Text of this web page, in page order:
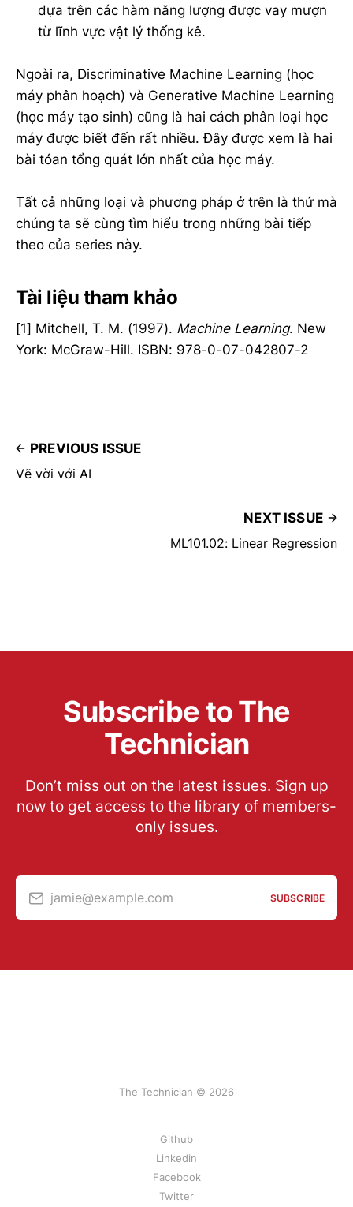
dựa trên các hàm năng lượng được vay mượn
từ lĩnh vực vật lý thống kê.
Ngoài ra, Discriminative Machine Learning (học
máy phân hoạch) và Generative Machine Learning
(học máy tạo sinh) cũng là hai cách phân loại học
máy được biết đến rất nhiều. Đây được xem là hai
bài tóan tổng quát lớn nhất của học máy.
Tất cả những loại và phương pháp ở trên là thứ mà
chúng ta sẽ cùng tìm hiểu trong những bài tiếp
theo của series này.
Tài liệu tham khảo
[1] Mitchell, T. M. (1997). Machine Learning. New
York: McGraw-Hill. ISBN: 978-0-07-042807-2
PREVIOUS ISSUE
Vẽ vời với AI
NEXT ISSUE
ML101.02: Linear Regression
Subscribe to The
Technician
Don’t miss out on the latest issues. Sign up
now to get access to the library of members-
only issues.
jamie@example.com SUBSCRIBE
The Technician © 2026
Github
Linkedin
Facebook
Twitter